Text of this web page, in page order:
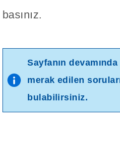
basınız.
Sayfanın
merak edilen
bulabilirsiniz.